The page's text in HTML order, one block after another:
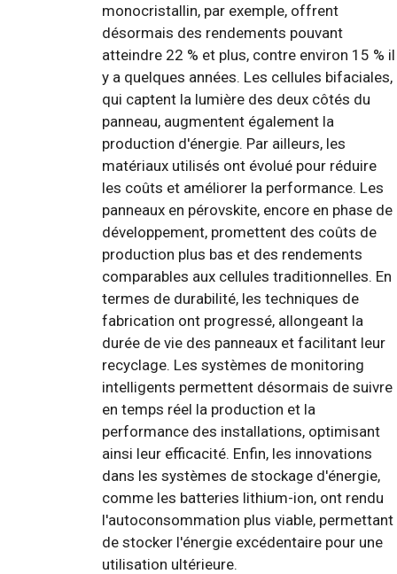
monocristallin, par exemple, offrent
désormais des rendements pouvant
atteindre 22 % et plus, contre environ 15 % il
y a quelques années. Les cellules bifaciales,
qui captent la lumière des deux côtés du
panneau, augmentent également la
production d'énergie. Par ailleurs, les
matériaux utilisés ont évolué pour réduire
les coûts et améliorer la performance. Les
panneaux en pérovskite, encore en phase de
développement, promettent des coûts de
production plus bas et des rendements
comparables aux cellules traditionnelles. En
termes de durabilité, les techniques de
fabrication ont progressé, allongeant la
durée de vie des panneaux et facilitant leur
recyclage. Les systèmes de monitoring
intelligents permettent désormais de suivre
en temps réel la production et la
performance des installations, optimisant
ainsi leur efficacité. Enfin, les innovations
dans les systèmes de stockage d'énergie,
comme les batteries lithium-ion, ont rendu
l'autoconsommation plus viable, permettant
de stocker l'énergie excédentaire pour une
utilisation ultérieure.